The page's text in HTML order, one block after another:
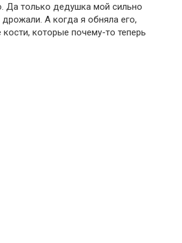
Да только дедушка мой сильно
дрожали. А когда я обняла его,
кости, которые почему-то теперь